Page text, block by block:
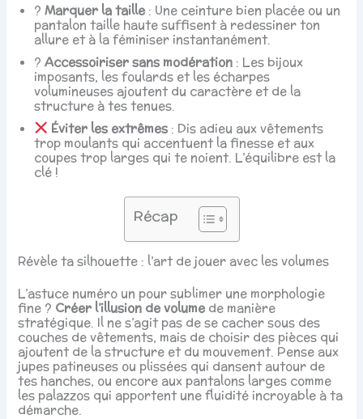
?Marquer la taille: Une ceinture bien placée ou un
pantalon taille haute suffisent à redessiner ton
allure et à la féminiser instantanément.
?Accessoiriser sans modération : Les bijoux
imposants, les foulards et les écharpes
volumineuses ajoutent du caractère et de la
structure à tes tenues.
Éviter les extrêmes : Dis adieu aux vêtements
trop moulants qui accentuent la finesse et aux
coupes trop larges qui te noient. L’équilibre est la
clé !
Récap
Révèle ta silhouette : l’art de jouer avec les volumes
L’astuce numéro un pour sublimer une morphologie
fine ? Créer l’illusion de volumede manière
stratégique. Il ne s’agit pas de se cacher sous des
couches de vêtements, mais de choisir des pièces qui
ajoutent de la structure et du mouvement. Pense aux
jupes patineuses ou plissées qui dansent autour de
tes hanches, ou encore aux pantalons larges comme
les palazzos qui apportent une fluidité incroyable à ta
démarche.